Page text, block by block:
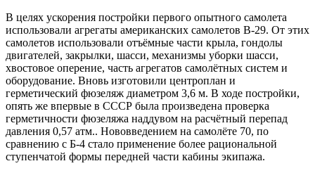
В целях ускорения постройки первого опытного самолета
использовали агрегаты американских самолетов В-29. От этих
самолетов использовали отъёмные части крыла, гондолы
двигателей, закрылки, шасси, механизмы уборки шасси,
хвостовое оперение, часть агрегатов самолётных систем и
оборудование. Вновь изготовили центроплан и
герметический фюзеляж диаметром 3,6 м. В ходе постройки,
опять же впервые в СССР была произведена проверка
герметичности фюзеляжа наддувом на расчётный перепад
давления 0,57 атм.. Нововведением на самолёте 70, по
сравнению с Б-4 стало применение более рациональной
ступенчатой формы передней части кабины экипажа.